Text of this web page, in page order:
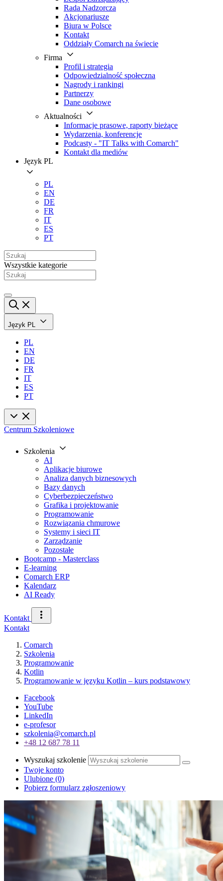
Rada Nadzorcza
Akcjonariusze
Biura w Polsce
Kontakt
Oddziały Comarch na świecie
Firma
Profil i strategia
Odpowiedzialność społeczna
Nagrody i rankingi
Partnerzy
Dane osobowe
Aktualności
Informacje prasowe, raporty bieżące
Wydarzenia, konferencje
Podcasty - "IT Talks with Comarch"
Kontakt dla mediów
Język PL
PL
EN
DE
FR
IT
ES
PT
Wszystkie kategorie
Język PL
PL
EN
DE
FR
IT
ES
PT
Centrum Szkoleniowe
Szkolenia
AI
Aplikacje biurowe
Analiza danych biznesowych
Bazy danych
Cyberbezpieczeństwo
Grafika i projektowanie
Programowanie
Rozwiązania chmurowe
Systemy i sieci IT
Zarządzanie
Pozostałe
Bootcamp - Masterclass
E-learning
Comarch ERP
Kalendarz
AI Ready
Kontakt
Kontakt
Comarch
Szkolenia
Programowanie
Kotlin
Programowanie w języku Kotlin – kurs podstawowy
Facebook
YouTube
LinkedIn
e-profesor
szkolenia@comarch.pl
+48 12 687 78 11
Wyszukaj szkolenie
Twoje konto
Ulubione (0)
Pobierz formularz zgłoszeniowy